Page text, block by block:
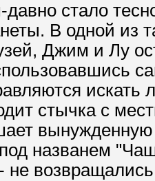
стало
В одной из
Джим и Лу
стычка с
названем
не